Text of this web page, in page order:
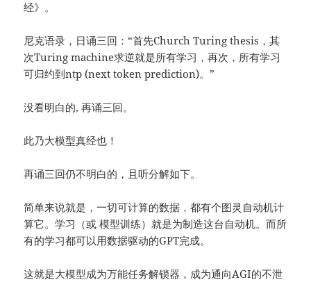
经》。
尼克语录，日诵三回：“首先Church Turing thesis，其
次Turing machine求逆就是所有学习，再次，所有学习
可归约到ntp (next token prediction)。”
没看明白的, 再诵三回。
此乃大模型真经也！
再诵三回仍不明白的，且听分解如下。
简单来说就是，一切可计算的数据，都有个图灵自动机计
算它。学习（或 模型训练）就是为制造这台自动机。而所
有的学习都可以用数据驱动的GPT完成。
这就是大模型成为万能任务解锁器，成为通向AGI的不泄